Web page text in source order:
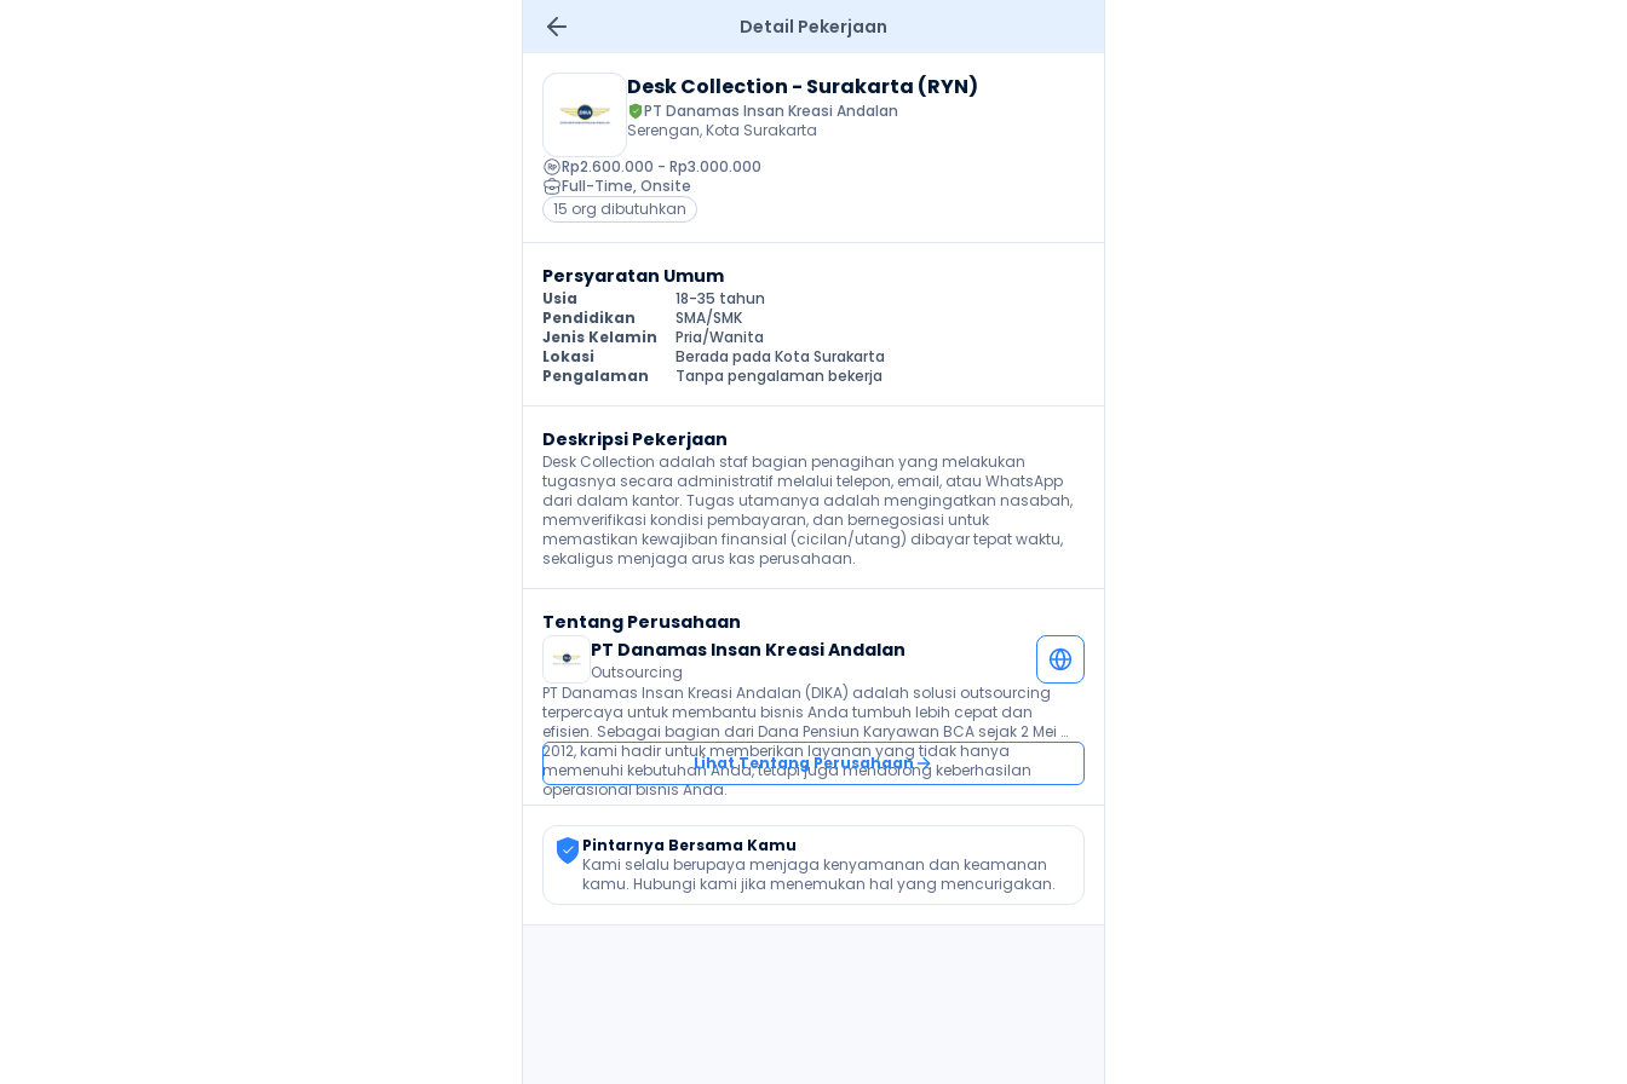
Detail Pekerjaan
Desk Collection - Surakarta (RYN)
PT Danamas Insan Kreasi Andalan
Serengan, Kota Surakarta
Rp2.600.000 - Rp3.000.000
Full-Time, Onsite
15 org dibutuhkan
Persyaratan Umum
Usia
18-35 tahun
Pendidikan
SMA/SMK
Jenis Kelamin
Pria/Wanita
Lokasi
Berada pada Kota Surakarta
Pengalaman
Tanpa pengalaman bekerja
Deskripsi Pekerjaan
Desk Collection adalah staf bagian penagihan yang melakukan
tugasnya secara administratif melalui telepon, email, atau WhatsApp
dari dalam kantor. Tugas utamanya adalah mengingatkan nasabah,
memverifikasi kondisi pembayaran, dan bernegosiasi untuk
memastikan kewajiban finansial (cicilan/utang) dibayar tepat waktu,
sekaligus menjaga arus kas perusahaan.
Tentang Perusahaan
PT Danamas Insan Kreasi Andalan
Outsourcing
PT Danamas Insan Kreasi Andalan (DIKA) adalah solusi outsourcing
terpercaya untuk membantu bisnis Anda tumbuh lebih cepat dan
efisien. Sebagai bagian dari Dana Pensiun Karyawan BCA sejak 2 Mei
2012, kami hadir untuk memberikan layanan yang tidak hanya
memenuhi kebutuhan Anda, tetapi juga mendorong keberhasilan
operasional bisnis Anda.
Lihat Tentang Perusahaan
Pintarnya Bersama Kamu
Kami selalu berupaya menjaga kenyamanan dan keamanan
kamu. Hubungi kami jika menemukan hal yang mencurigakan.